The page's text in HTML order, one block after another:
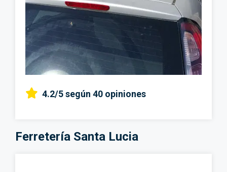
4.2/5según 40 opiniones
Ferretería Santa Lucia